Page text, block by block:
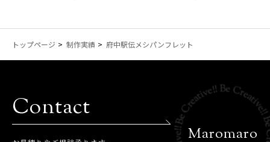
トップページ 制作実績 府中駅伝メシパンフレット
Contact
Maromaro